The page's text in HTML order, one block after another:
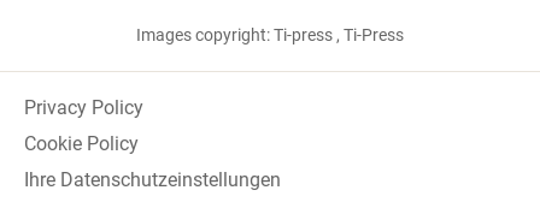
Images copyright: Ti-press , Ti-Press
Privacy Policy
Cookie Policy
Ihre Datenschutzeinstellungen